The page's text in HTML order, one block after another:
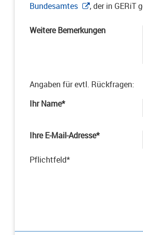
Bundesamtes
, der in GERiT
Weitere Bemerkungen
Angaben für evtl. Rückfragen:
Ihr Name*
Ihre E-Mail-Adresse*
Pflichtfeld*